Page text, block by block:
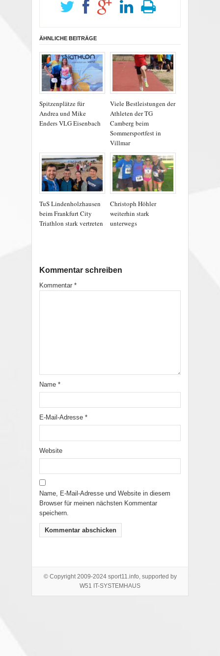
ÄHNLICHE BEITRÄGE
Spitzenplätze für
Andrea und Mike
Enders VLG Eisenbach
Viele Bestleistungen der
Athleten der TG
Camberg beim
Sommersportfest in
Villmar
TuS Lindenholzhausen
beim Frankfurt City
Triathlon stark vertreten
Christoph Höhler
weiterhin stark
unterwegs
Kommentar schreiben
Kommentar *
Name *
E-Mail-Adresse *
Website
Name, E-Mail-Adresse und Website in diesem
Browser für meinen nächsten Kommentar
speichern.
© Copyright 2009-2024 sport11.info, supported by
W51 IT-SYSTEMHAUS